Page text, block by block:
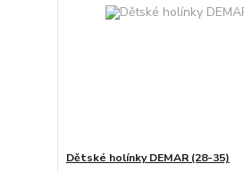
Dětské holínky DEMAR (28-35)